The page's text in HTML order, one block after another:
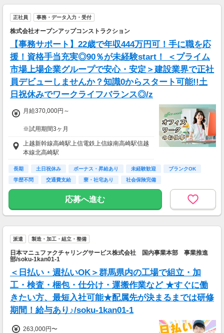
【月収例】
未経験：308，230円（月給25万円+残業30時間
程度）
経験者：332，888円（月給27万円+残業30時間
程度）
【年収例】
未経験：1年目…370万円、3年目…570万円
経験者：1年目…400万円、3年目…620万円
正社員 事務・データ入力・受付
株式会社オープンアップコンストラクション
【事務サポート】22歳で年収444万円可！手に職を応
援！資格手当充実◎90％が未経験start！ ＜プライム
市場上場企業グループで安心・安定＞建設業界で正社
員デビューしませんか？知識0からスタート可能!!土
日祝休みでワークライフバランス◎/z
月給370,000円～
※試用期間3ヶ月
待遇に変わりありません。
▽月給額に下記の一律手当含む
■エリア職種手当／1万2,000円～3万円
■稼働手当／1万円
▽その他手当
■残業手当(超過分)
■引越手当／3万円（支給条件あり）
大4万円／月 支給
年収444万円／22歳／入社1年目
年収600万円／32歳／入社5年目
年収790万円／36歳／入社9年目
上越新幹線高崎駅上信電鉄上信線南高崎駅信越
本線北高崎駅
長期 土日祝休み ボーナス・昇給あり 未経験歓迎
ブランクOK
学歴不問
交通費支給 寮・社宅あり 社会保険完備
応募へ進む
派遣 製造・加工・組立・整備
日本マニュファクチャリングサービス株式会社 国内事業本部 事業推進
部/soku-1kan01-1
＜日払い・週払いOK＞群馬県内の工場で組立・加
工・検査・梱包・仕分け・運搬作業など ★すぐに働
きたい方、最短入社可能★配属先が決まるまでは研修
期間！給与あり♪/soku-1kan01-1
263,000円〜